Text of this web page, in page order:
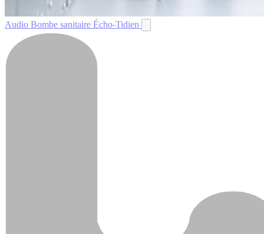
Audio Bombe sanitaire Écho-Tidien